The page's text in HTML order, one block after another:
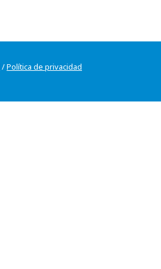
/Política de privacidad